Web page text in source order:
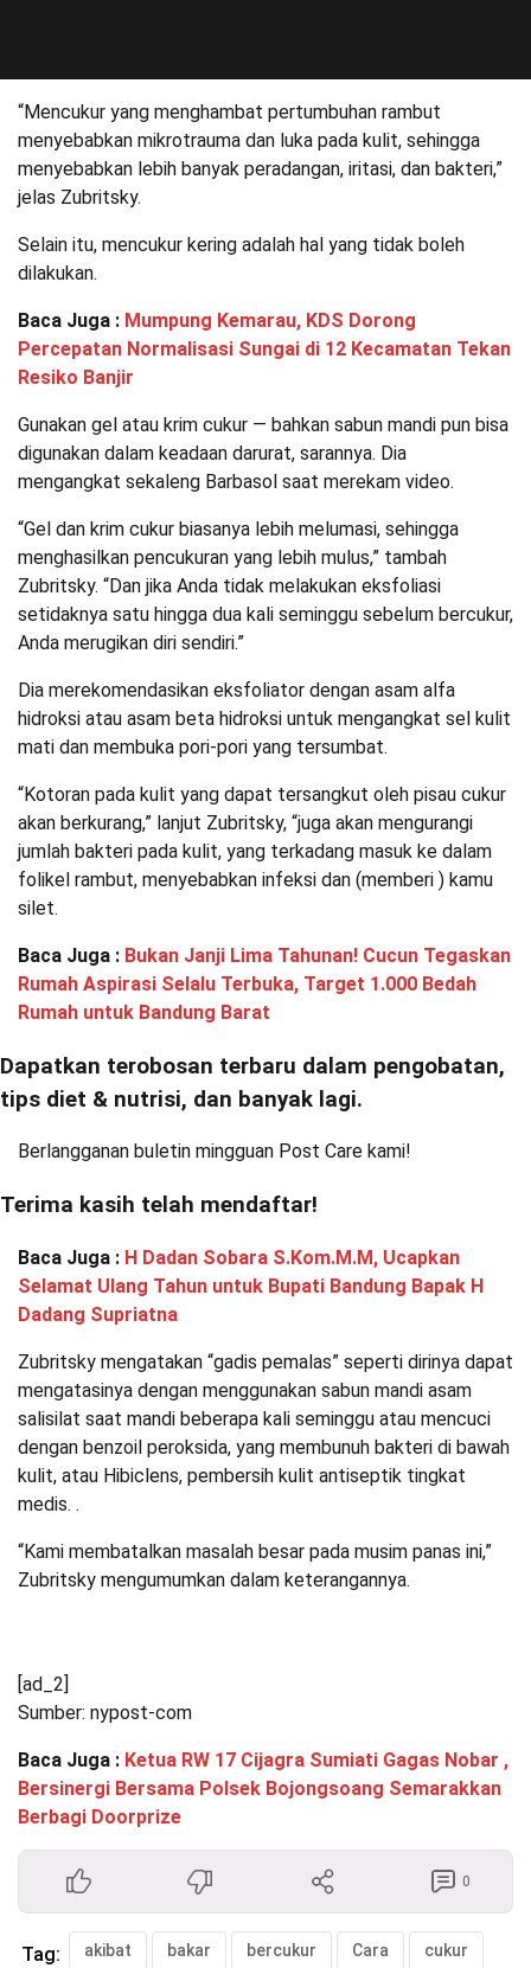
“Mencukur yang menghambat pertumbuhan rambut
menyebabkan mikrotrauma dan luka pada kulit, sehingga
menyebabkan lebih banyak peradangan, iritasi, dan bakteri,”
jelas Zubritsky.
Selain itu, mencukur kering adalah hal yang tidak boleh
dilakukan.
Baca Juga : Mumpung Kemarau, KDS Dorong
Percepatan Normalisasi Sungai di 12 Kecamatan Tekan
Resiko Banjir
Gunakan gel atau krim cukur — bahkan sabun mandi pun bisa
digunakan dalam keadaan darurat, sarannya. Dia
mengangkat sekaleng Barbasol saat merekam video.
“Gel dan krim cukur biasanya lebih melumasi, sehingga
menghasilkan pencukuran yang lebih mulus,” tambah
Zubritsky. “Dan jika Anda tidak melakukan eksfoliasi
setidaknya satu hingga dua kali seminggu sebelum bercukur,
Anda merugikan diri sendiri.”
Dia merekomendasikan eksfoliator dengan asam alfa
hidroksi atau asam beta hidroksi untuk mengangkat sel kulit
mati dan membuka pori-pori yang tersumbat.
“Kotoran pada kulit yang dapat tersangkut oleh pisau cukur
akan berkurang,” lanjut Zubritsky, “juga akan mengurangi
jumlah bakteri pada kulit, yang terkadang masuk ke dalam
folikel rambut, menyebabkan infeksi dan (memberi ) kamu
silet.
Baca Juga : Bukan Janji Lima Tahunan! Cucun Tegaskan
Rumah Aspirasi Selalu Terbuka, Target 1.000 Bedah
Rumah untuk Bandung Barat
Dapatkan terobosan terbaru dalam pengobatan,
tips diet & nutrisi, dan banyak lagi.
Berlangganan buletin mingguan Post Care kami!
Terima kasih telah mendaftar!
Baca Juga : H Dadan Sobara S.Kom.M.M, Ucapkan
Selamat Ulang Tahun untuk Bupati Bandung Bapak H
Dadang Supriatna
Zubritsky mengatakan “gadis pemalas” seperti dirinya dapat
mengatasinya dengan menggunakan sabun mandi asam
salisilat saat mandi beberapa kali seminggu atau mencuci
dengan benzoil peroksida, yang membunuh bakteri di bawah
kulit, atau Hibiclens, pembersih kulit antiseptik tingkat
medis. .
“Kami membatalkan masalah besar pada musim panas ini,”
Zubritsky mengumumkan dalam keterangannya.
[ad_2]
Sumber: nypost-com
Baca Juga : Ketua RW 17 Cijagra Sumiati Gagas Nobar ,
Bersinergi Bersama Polsek Bojongsoang Semarakkan
Berbagi Doorprize
0
Tag: akibat bakar bercukur Cara cukur